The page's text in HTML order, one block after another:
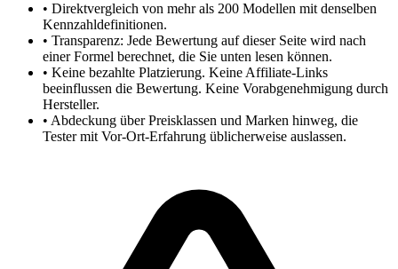
• Direktvergleich von mehr als 200 Modellen mit denselben
Kennzahldefinitionen.
• Transparenz: Jede Bewertung auf dieser Seite wird nach
einer Formel berechnet, die Sie unten lesen können.
• Keine bezahlte Platzierung. Keine Affiliate-Links
beeinflussen die Bewertung. Keine Vorabgenehmigung durch
Hersteller.
• Abdeckung über Preisklassen und Marken hinweg, die
Tester mit Vor-Ort-Erfahrung üblicherweise auslassen.